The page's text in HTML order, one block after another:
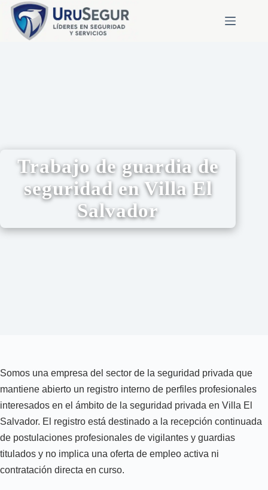
Trabajo de guardia de
seguridad en Villa El
Salvador
Somos una empresa del sector de la seguridad privada que
mantiene abierto un registro interno de perfiles profesionales
interesados en el ámbito de la seguridad privada en Villa El
Salvador. El registro está destinado a la recepción continuada
de postulaciones profesionales de vigilantes y guardias
titulados y no implica una oferta de empleo activa ni
contratación directa en curso.